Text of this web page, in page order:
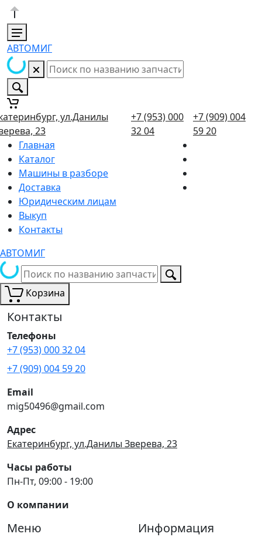
АВТОМИГ
ул.Данилы
23
+7 (953) 000
32 04
+7 (909) 004
59 20
Главная
Каталог
Машины в разборе
Доставка
Юридическим лицам
Выкуп
Контакты
АВТОМИГ
Корзина
Контакты
Телефоны
+7 (953) 000 32 04
+7 (909) 004 59 20
Email
mig50496@gmail.com
Адрес
Екатеринбург, ул.Данилы Зверева, 23
Часы работы
Пн-Пт, 09:00 - 19:00
О компании
Меню Информация